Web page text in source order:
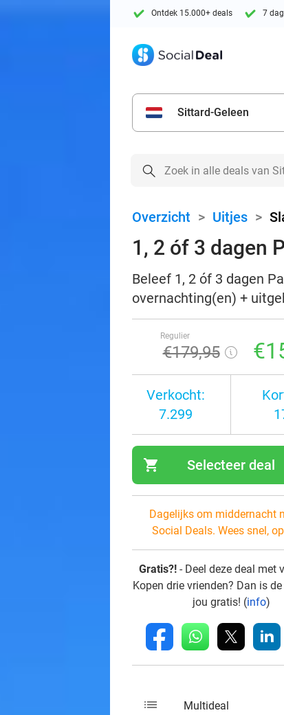
Ontdek 15.000+ deals 7
Sittard-Geleen
Overzicht > Uitjes >
1, 2 óf 3 dagen
Beleef 1, 2 óf 3 dagen
overnachting(en) +
Regulier
€179,95
Verkocht:
7.299
shopping_cart Selecteer deal
Dagelijks om middernacht
Social Deals. Wees snel,
Gratis?! - Deel deze deal met
Kopen drie vrienden? Dan is
jou gratis! (info)
fb whatsapp linkedin
list Multideal